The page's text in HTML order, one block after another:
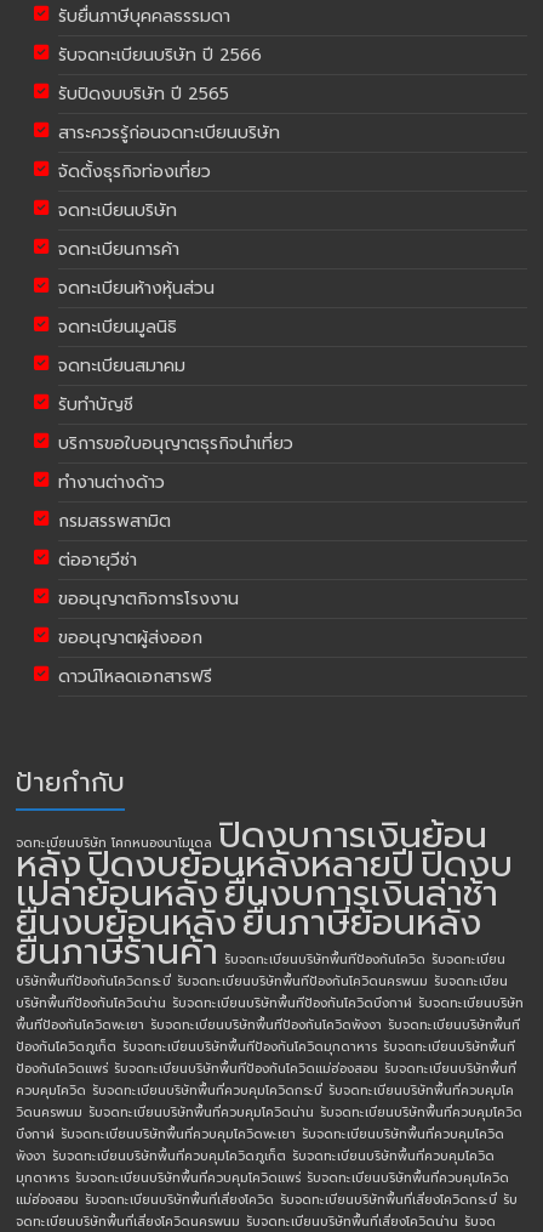
รับยื่นภาษีบุคคลธรรมดา
รับจดทะเบียนบริษัท ปี 2566
รับปิดงบบริษัท ปี 2565
สาระควรรู้ก่อนจดทะเบียนบริษัท
จัดตั้งธุรกิจท่องเที่ยว
จดทะเบียนบริษัท
จดทะเบียนการค้า
จดทะเบียนห้างหุ้นส่วน
จดทะเบียนมูลนิธิ
จดทะเบียนสมาคม
รับทำบัญชี
บริการขอใบอนุญาตธุรกิจนำเที่ยว
ทำงานต่างด้าว
กรมสรรพสามิต
ต่ออายุวีซ่า
ขออนุญาตกิจการโรงงาน
ขออนุญาตผู้ส่งออก
ดาวน์โหลดเอกสารฟรี
ป้ายกำกับ
จดทะเบียนบริษัท โคกหนองนาโมเดล ปิดงบการเงินย้อน
หลังปิดงบย้อนหลังหลายปีปิดงบ
เปล่าย้อนหลังยื่นงบการเงินล่าช้า
ยื่นงบย้อนหลังยื่นภาษีย้อนหลัง
ยื่นภาษีร้านค้า รับจดทะเบียนบริษัทพื้นทีป้องกันโควิด รับจดทะเบียน
บริษัทพื้นทีป้องกันโควิดกระบี่ รับจดทะเบียนบริษัทพื้นทีป้องกันโควิดนครพนม รับจดทะเบียน
บริษัทพื้นทีป้องกันโควิดน่าน รับจดทะเบียนบริษัทพื้นทีป้องกันโควิดบึงกาฬ รับจดทะเบียนบริษัท
พื้นทีป้องกันโควิดพะเยา รับจดทะเบียนบริษัทพื้นทีป้องกันโควิดพังงา รับจดทะเบียนบริษัทพื้นที
ป้องกันโควิดภูเก็ต รับจดทะเบียนบริษัทพื้นทีป้องกันโควิดมุกดาหาร รับจดทะเบียนบริษัทพื้นที
ป้องกันโควิดแพร่ รับจดทะเบียนบริษัทพื้นทีป้องกันโควิดแม่ฮ่องสอน รับจดทะเบียนบริษัทพื้นที่
ควบคุมโควิด รับจดทะเบียนบริษัทพื้นที่ควบคุมโควิดกระบี่ รับจดทะเบียนบริษัทพื้นที่ควบคุมโค
วิดนครพนม รับจดทะเบียนบริษัทพื้นที่ควบคุมโควิดน่าน รับจดทะเบียนบริษัทพื้นที่ควบคุมโควิด
บึงกาฬ รับจดทะเบียนบริษัทพื้นที่ควบคุมโควิดพะเยา รับจดทะเบียนบริษัทพื้นที่ควบคุมโควิด
พังงา รับจดทะเบียนบริษัทพื้นที่ควบคุมโควิดภูเก็ต รับจดทะเบียนบริษัทพื้นที่ควบคุมโควิด
มุกดาหาร รับจดทะเบียนบริษัทพื้นที่ควบคุมโควิดแพร่ รับจดทะเบียนบริษัทพื้นที่ควบคุมโควิด
แม่ฮ่องสอน รับจดทะเบียนบริษัทพื้นที่เสี่ยงโควิด รับจดทะเบียนบริษัทพื้นที่เสี่ยงโควิดกระบี่ รับ
จดทะเบียนบริษัทพื้นที่เสี่ยงโควิดนครพนม รับจดทะเบียนบริษัทพื้นที่เสี่ยงโควิดน่าน รับจด